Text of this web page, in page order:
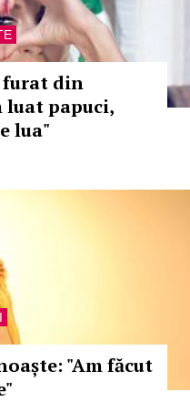
furat din
luat papuci,
lua"
"Am făcut